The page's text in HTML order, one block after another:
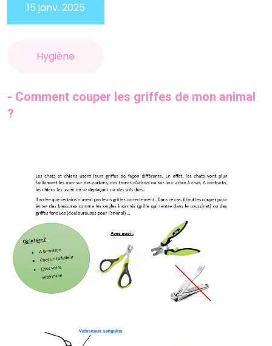
15 janv. 2025
Hygiène
- Comment couper les griffes de mon animal
?